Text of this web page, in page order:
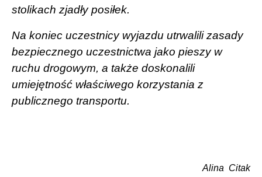
stolikach zjadły posiłek.
Na koniec uczestnicy wyjazdu utrwalili zasady
bezpiecznego uczestnictwa jako pieszy w
ruchu drogowym, a także doskonalili
umiejętność właściwego korzystania z
publicznego transportu.
Alina Citak